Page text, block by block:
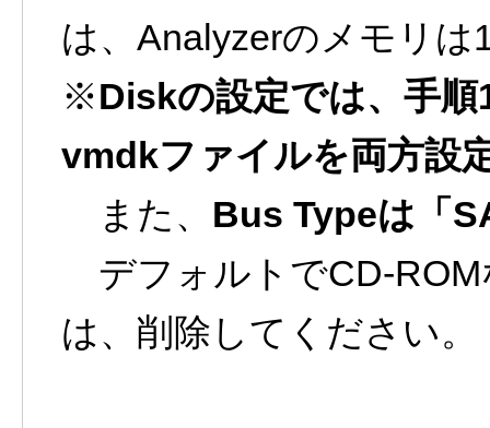
は、Analyzerのメモリ
※Diskの設定では、手
vmdkファイルを両方設
また、 Bus Typeは「
デフォルトでCD-ROM
は、削除してください。